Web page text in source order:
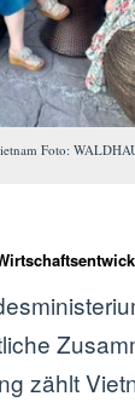
Foto:
zählt